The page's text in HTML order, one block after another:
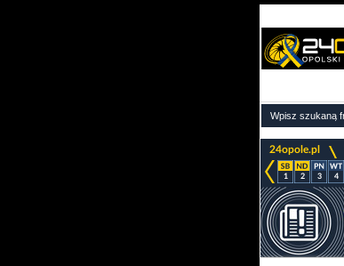
24opole.pl
>
1 2 3 4